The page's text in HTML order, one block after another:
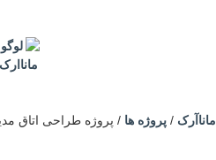
ماناآرک / پروژه ها / پروژه طراحی اتاق